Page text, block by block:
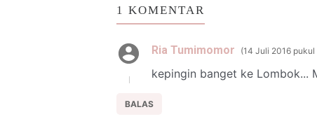
1 KOMENTAR
Ria Tumimomor 14 Juli 2016 pukul
kepingin banget ke Lombok...
BALAS